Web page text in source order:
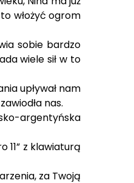
włożyć ogrom
sobie bardzo
wiele sił w to
upływał nam
nas.
argentyńska
z klawiaturą
za Twoją